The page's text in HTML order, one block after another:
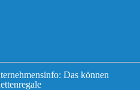
Das können